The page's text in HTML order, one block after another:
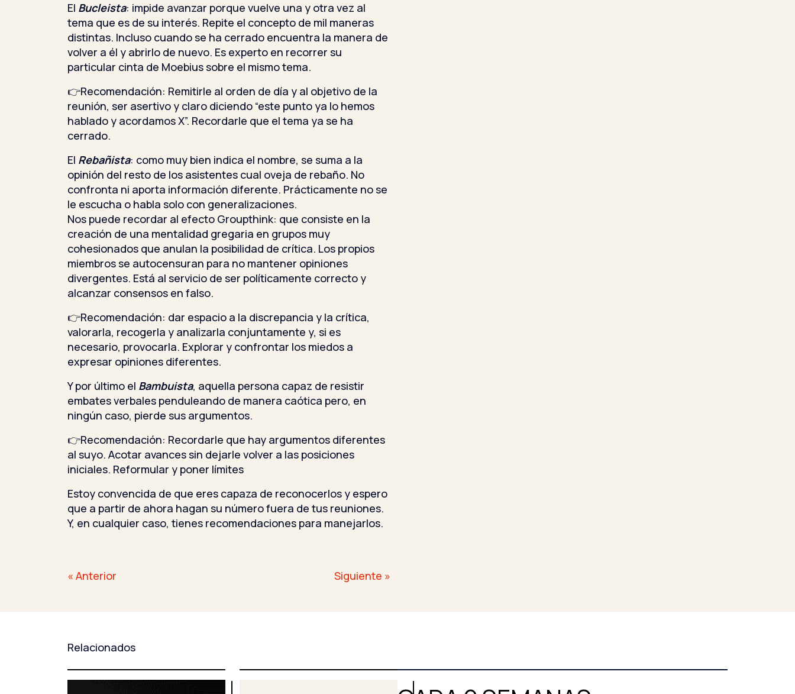
El Bucleista: impide avanzar porque vuelve una y otra vez al
tema que es de su interés. Repite el concepto de mil maneras
distintas. Incluso cuando se ha cerrado encuentra la manera de
volver a él y abrirlo de nuevo. Es experto en recorrer su
particular cinta de Moebius sobre el mismo tema.
👉Recomendación: Remitirle al orden de día y al objetivo de la
reunión, ser asertivo y claro diciendo “este punto ya lo hemos
hablado y acordamos X”. Recordarle que el tema ya se ha
cerrado.
El Rebañista: como muy bien indica el nombre, se suma a la
opinión del resto de los asistentes cual oveja de rebaño. No
confronta ni aporta información diferente. Prácticamente no se
le escucha o habla solo con generalizaciones.
Nos puede recordar al efecto Groupthink: que consiste en la
creación de una mentalidad gregaria en grupos muy
cohesionados que anulan la posibilidad de crítica. Los propios
miembros se autocensuran para no mantener opiniones
divergentes. Está al servicio de ser políticamente correcto y
alcanzar consensos en falso.
👉Recomendación: dar espacio a la discrepancia y la crítica,
valorarla, recogerla y analizarla conjuntamente y, si es
necesario, provocarla. Explorar y confrontar los miedos a
expresar opiniones diferentes.
Y por último el Bambuista, aquella persona capaz de resistir
embates verbales penduleando de manera caótica pero, en
ningún caso, pierde sus argumentos.
👉Recomendación: Recordarle que hay argumentos diferentes
al suyo. Acotar avances sin dejarle volver a las posiciones
iniciales. Reformular y poner límites
Estoy convencida de que eres capaza de reconocerlos y espero
que a partir de ahora hagan su número fuera de tus reuniones.
Y, en cualquier caso, tienes recomendaciones para manejarlos.
Navegación
« Anterior Siguiente »
Relacionados